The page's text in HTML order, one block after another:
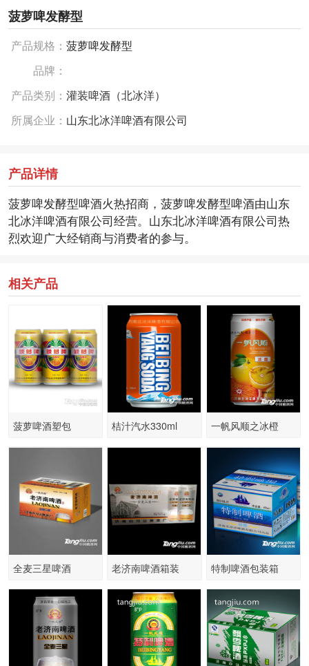
菠萝啤发酵型
产品规格： 菠萝啤发酵型
品牌：
产品类别： 灌装啤酒（北冰洋）
所属企业： 山东北冰洋啤酒有限公司
产品详情
菠萝啤发酵型啤酒火热招商，菠萝啤发酵型啤酒由山东
北冰洋啤酒有限公司经营。山东北冰洋啤酒有限公司热
烈欢迎广大经销商与消费者的参与。
相关产品
菠萝啤酒塑包 桔汁汽水330ml 一帆风顺之冰橙
全麦三星啤酒 老济南啤酒箱装 特制啤酒包装箱